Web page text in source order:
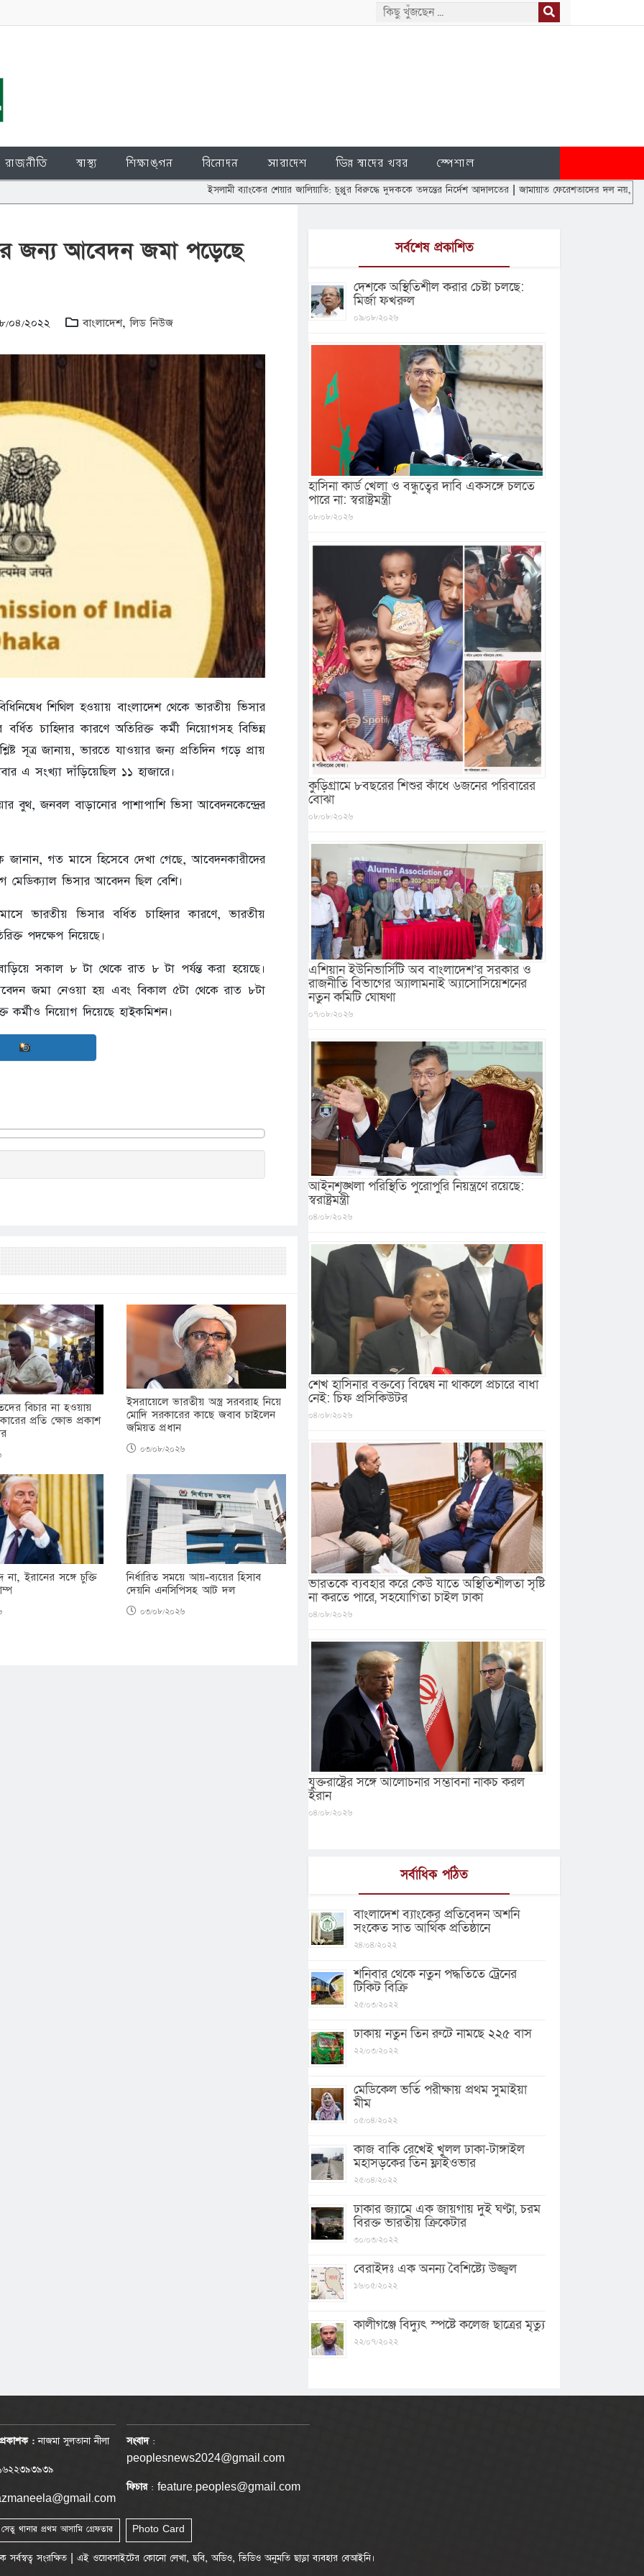
রাজনীতি স্বাস্থ্য শিক্ষাঙ্গন বিনোদন সারাদেশ ভিন্ন স্বাদের খবর স্পেশাল
ইসলামী ব্যাংকের শেয়ার জালিয়াতি: চুপ্পুর বিরুদ্ধে দুদককে তদন্তের নির্দেশ আদালতের|জামায়াত ফেরেশতাদের দল নয়, আমরাও মানুষ: ডা.
জন্য আবেদন জমা পড়েছে
০৪/২০২২ বাংলাদেশ,লিড নিউজ
শিথিল হওয়ায় বাংলাদেশ থেকে ভারতীয় ভিসার
চাহিদার কারণে অতিরিক্ত কর্মী নিয়োগসহ বিভিন্ন
সূত্র জানায়, ভারতে যাওয়ার জন্য প্রতিদিন গড়ে প্রায়
এ সংখ্যা দাঁড়িয়েছিল ১১ হাজারে।
বুথ, জনবল বাড়ানোর পাশাপাশি ভিসা আবেদনকেন্দ্রের
জানান, গত মাসে হিসেবে দেখা গেছে, আবেদনকারীদের
মেডিক্যাল ভিসার আবেদন ছিল বেশি।
ভারতীয় ভিসার বর্ধিত চাহিদার কারণে, ভারতীয়
পদক্ষেপ নিয়েছে।
সকাল ৮ টা থেকে রাত ৮ টা পর্যন্ত করা হয়েছে।
জমা নেওয়া হয় এবং বিকাল ৫টা থেকে রাত ৮টা
কর্মীও নিয়োগ দিয়েছে হাইকমিশন।
বিচার না হওয়ায়
প্রতি ক্ষোভ প্রকাশ
ইসরায়েলে ভারতীয় অস্ত্র সরবরাহ নিয়ে
মোদি সরকারের কাছে জবাব চাইলেন
জমিয়ত প্রধান
০৩/০৮/২০২৬
না, ইরানের সঙ্গে চুক্তি
নির্ধারিত সময়ে আয়-ব্যয়ের হিসাব
দেয়নি এনসিপিসহ আট দল
০৩/০৮/২০২৬
সর্বশেষ প্রকাশিত
দেশকে অস্থিতিশীল করার চেষ্টা চলছে:
মির্জা ফখরুল
০৯/০৮/২০২৬
হাসিনা কার্ড খেলা ও বন্ধুত্বের দাবি একসঙ্গে চলতে
পারে না: স্বরাষ্ট্রমন্ত্রী
০৮/০৮/২০২৬
কুড়িগ্রামে ৮বছরের শিশুর কাঁধে ৬জনের পরিবারের
বোঝা
০৮/০৮/২০২৬
এশিয়ান ইউনিভার্সিটি অব বাংলাদেশ’র সরকার ও
রাজনীতি বিভাগের অ্যালামনাই অ্যাসোসিয়েশনের
নতুন কমিটি ঘোষণা
০৭/০৮/২০২৬
আইনশৃঙ্খলা পরিস্থিতি পুরোপুরি নিয়ন্ত্রণে রয়েছে:
স্বরাষ্ট্রমন্ত্রী
০৪/০৮/২০২৬
শেখ হাসিনার বক্তব্যে বিদ্বেষ না থাকলে প্রচারে বাধা
নেই: চিফ প্রসিকিউটর
০৪/০৮/২০২৬
ভারতকে ব্যবহার করে কেউ যাতে অস্থিতিশীলতা সৃষ্টি
না করতে পারে, সহযোগিতা চাইল ঢাকা
০৪/০৮/২০২৬
যুক্তরাষ্ট্রের সঙ্গে আলোচনার সম্ভাবনা নাকচ করল
ইরান
০৪/০৮/২০২৬
সর্বাধিক পঠিত
বাংলাদেশ ব্যাংকের প্রতিবেদন অশনি
সংকেত সাত আর্থিক প্রতিষ্ঠানে
২৪/০৪/২০২২
শনিবার থেকে নতুন পদ্ধতিতে ট্রেনের
টিকিট বিক্রি
২৫/০৩/২০২২
ঢাকায় নতুন তিন রুটে নামছে ২২৫ বাস
২২/০৩/২০২২
মেডিকেল ভর্তি পরীক্ষায় প্রথম সুমাইয়া
মীম
০৫/০৪/২০২২
কাজ বাকি রেখেই খুলল ঢাকা-টাঙ্গাইল
মহাসড়কের তিন ফ্লাইওভার
২৫/০৪/২০২২
ঢাকার জ্যামে এক জায়গায় দুই ঘণ্টা, চরম
বিরক্ত ভারতীয় ক্রিকেটার
৩০/০৩/২০২২
বেরাইদঃ এক অনন্য বৈশিষ্ট্যে উজ্জ্বল
১৬/০৫/২০২২
কালীগঞ্জে বিদ্যুৎ স্পষ্টে কলেজ ছাত্রের মৃত্যু
২২/০৭/২০২২
:নাজমা সুলতানা নীলা সংবাদ:
peoplesnews2024@gmail.com
ফিচার: feature.peoples@gmail.com
Photo Card
সেতু থানার প্রথম আসামি গ্রেফতার
সংরক্ষিত | এই ওয়েবসাইটের কোনো লেখা, ছবি, অডিও, ভিডিও অনুমতি ছাড়া ব্যবহার বেআইনি।